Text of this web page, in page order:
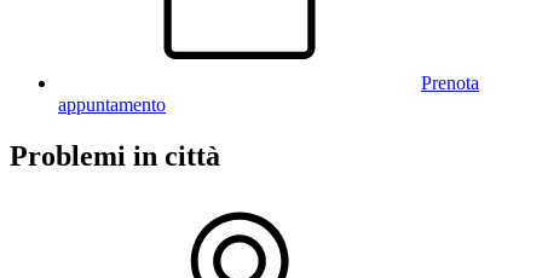
Prenota
appuntamento
Problemi in città